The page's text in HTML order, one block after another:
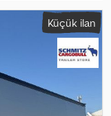
Küçük ilan